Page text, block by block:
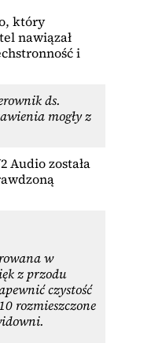
który
nawiązał
i
ds.
mogły z
Audio została
w
z przodu
czystość
rozmieszczone